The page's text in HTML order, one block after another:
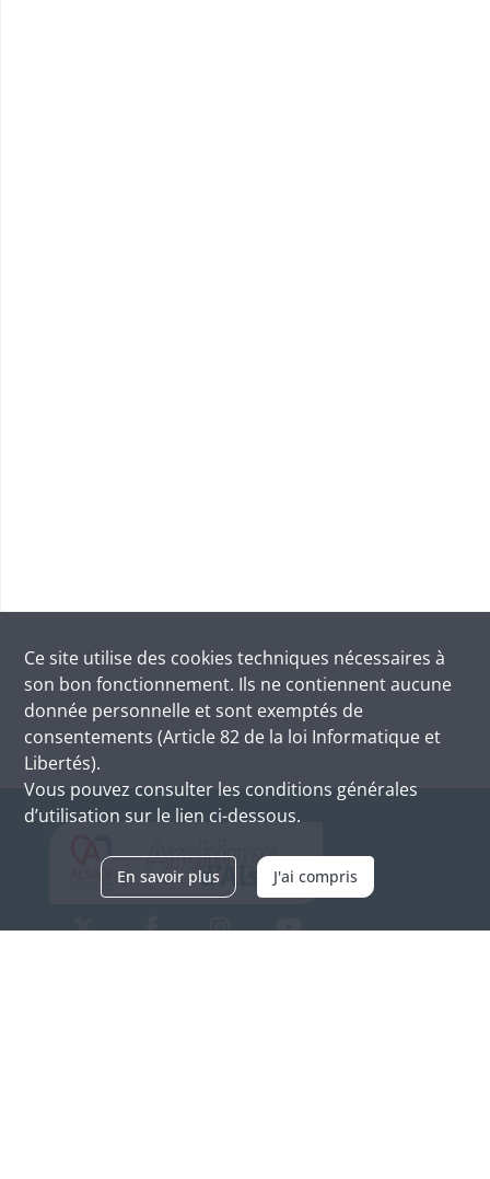
Ce site utilise des cookies techniques nécessaires à
son bon fonctionnement. Ils ne contiennent aucune
donnée personnelle et sont exemptés de
consentements (Article 82 de la loi Informatique et
Libertés).
Vous pouvez consulter les conditions générales
d’utilisation sur le lien ci-dessous.
En savoir plus J'ai compris